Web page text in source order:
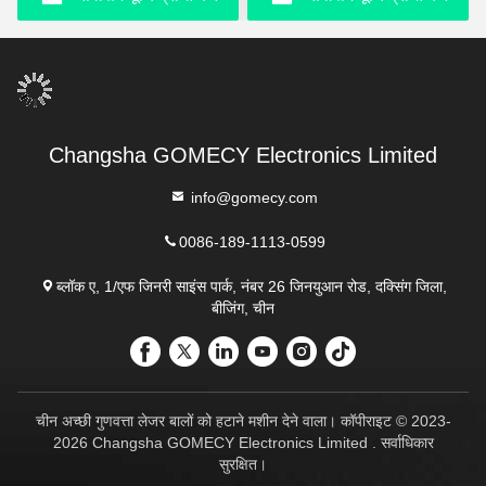
Changsha GOMECY Electronics Limited
info@gomecy.com
0086-189-1113-0599
ब्लॉक ए, 1/एफ जिनरी साइंस पार्क, नंबर 26 जिनयुआन रोड, दक्सिंग जिला,
बीजिंग, चीन
चीन अच्छी गुणवत्ता लेजर बालों को हटाने मशीन देने वाला। कॉपीराइट © 2023-
2026 Changsha GOMECY Electronics Limited . सर्वाधिकार
सुरक्षित।